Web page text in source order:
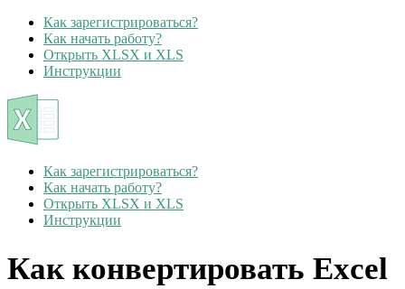
Как зарегистрироваться?
Как начать работу?
Открыть XLSX и XLS
Инструкции
Как зарегистрироваться?
Как начать работу?
Открыть XLSX и XLS
Инструкции
Как конвертировать Excel